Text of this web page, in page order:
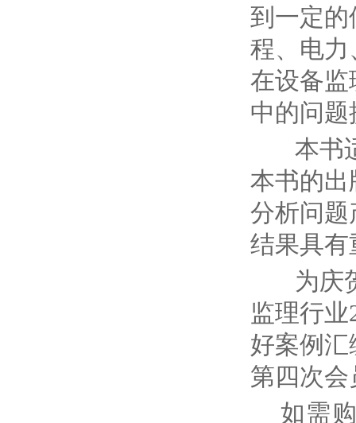
到一定
程、电
在设备
中的问
本书适
本书的
分析问
结果具
为庆贺
监理行
好案例汇
第四次
如需